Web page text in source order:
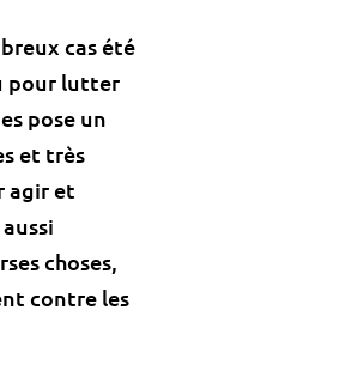
cas été
pour lutter
pose un
et très
agir et
choses,
contre les